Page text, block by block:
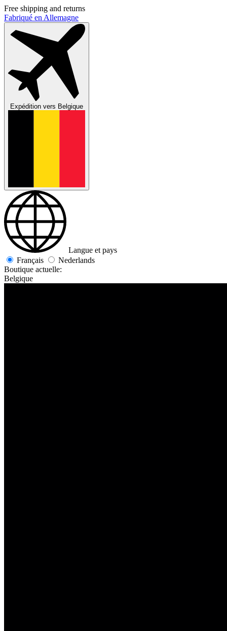
Free shipping and returns
Fabriqué en Allemagne
Expédition vers Belgique
Langue et pays
Français
Nederlands
Boutique actuelle:
Belgique